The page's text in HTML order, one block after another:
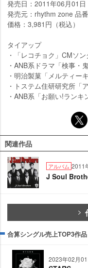
発売日：2011年06月01日
発売元：rhythm zone 品
価格：3,981円（税込）
タイアップ
・「レコチョク」CMソン
・ANB系ドラマ「検事・
・明治製菓「メルティー
・トステム住研研究所「
・ANB系「お願い!ラン
関連作品
アルバム 2011
J Soul
合算シングル売上TOP3作品
2023年02月